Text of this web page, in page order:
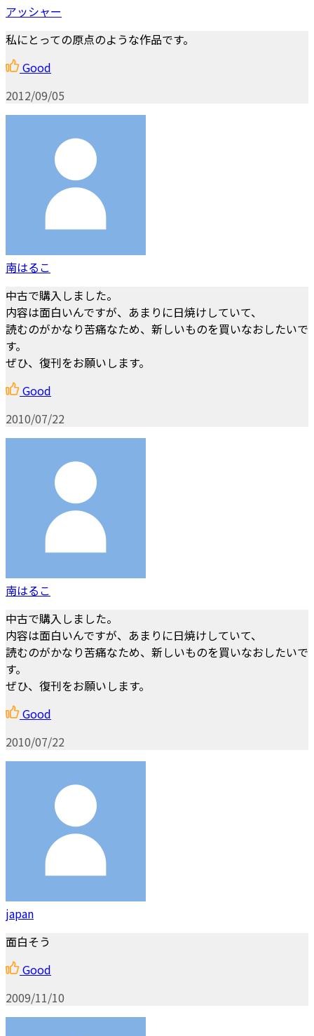
アッシャー
私にとっての原点のような作品です。
Good
2012/09/05
南はるこ
中古で購入しました。
内容は面白いんですが、あまりに日焼けしていて、
読むのがかなり苦痛なため、新しいものを買いなおしたいで
す。
ぜひ、復刊をお願いします。
Good
2010/07/22
南はるこ
中古で購入しました。
内容は面白いんですが、あまりに日焼けしていて、
読むのがかなり苦痛なため、新しいものを買いなおしたいで
す。
ぜひ、復刊をお願いします。
Good
2010/07/22
japan
面白そう
Good
2009/11/10